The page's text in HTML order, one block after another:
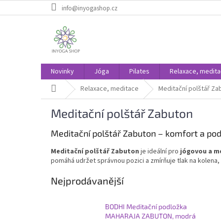
na
info@inyogashop.cz
Novinky Jóga Pilates Relaxace,
Domů Relaxace, meditace Meditační polštář
Meditační polštář Zabuton
Meditační polštář Zabuton – komfort a
Meditační polštář Zabuton je ideální projógovou a
pomáhá udržet správnou pozici a zmírňuje tlak na
Nejprodávanější
BODHI Meditační podložka
MAHARAJA ZABUTON, modrá